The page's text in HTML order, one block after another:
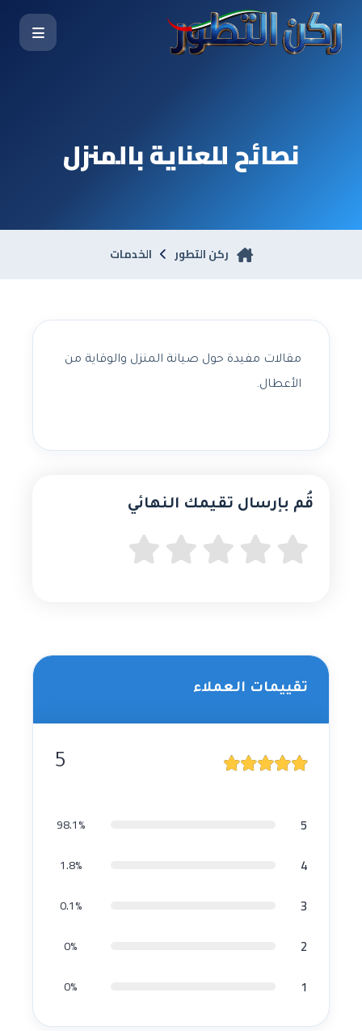
نصائح للعناية بالمنزل
ركن التطور الخدمات
مقالات مفيدة حول صيانة المنزل والوقاية من
الأعطال.
قُم بإرسال تقيمك النهائي
تقييمات العملاء
5
5
98.1%
4
1.8%
3
0.1%
2
0%
1
0%